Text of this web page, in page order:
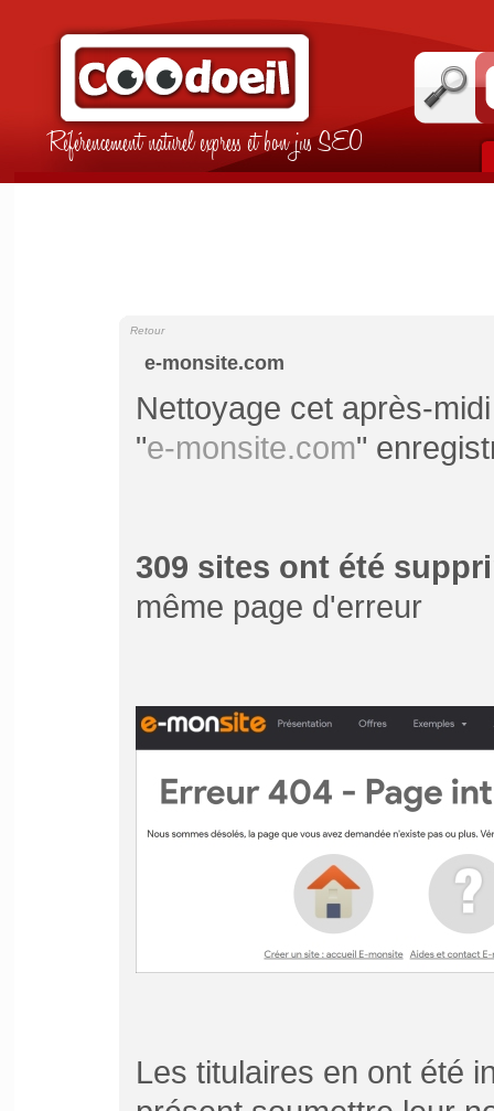
Référencement naturel express et bon jus SEO
e-monsite.com
Retour
Nettoyage cet après-
"e-monsite.com"
309 sites ont été
même page d'erreur
Les titulaires en ont été